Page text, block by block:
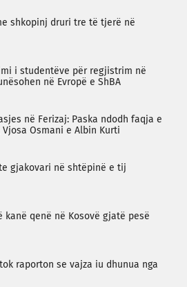
shkopinj druri tre të tjerë në
i studentëve për regjistrim në
në Evropë e ShBA
në Ferizaj: Paska ndodh faqja e
Osmani e Albin Kurti
gjakovari në shtëpinë e tij
kanë qenë në Kosovë gjatë pesë
raporton se vajza iu dhunua nga